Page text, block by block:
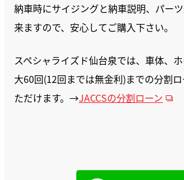
納車時にサイジングと納車説明、パー
来ますので、安心してご購入下さい。
スペシャライズド仙台泉では、車体、
大60回(12回までは無金利)までの分割
ただけます。→JACCSの分割ローン